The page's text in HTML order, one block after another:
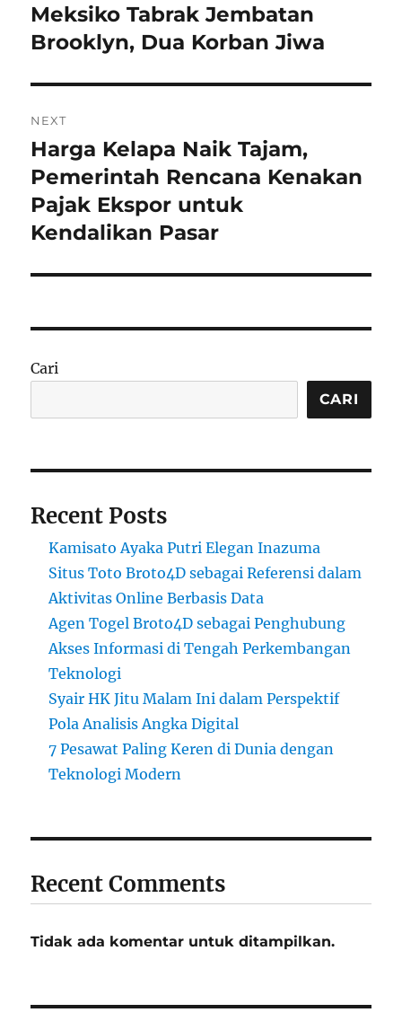
post:
Meksiko Tabrak Jembatan
Brooklyn, Dua Korban Jiwa
NEXT
Next
post:
Harga Kelapa Naik Tajam,
Pemerintah Rencana Kenakan
Pajak Ekspor untuk
Kendalikan Pasar
Cari
CARI
Recent Posts
Kamisato Ayaka Putri Elegan Inazuma
Situs Toto Broto4D sebagai Referensi dalam
Aktivitas Online Berbasis Data
Agen Togel Broto4D sebagai Penghubung
Akses Informasi di Tengah Perkembangan
Teknologi
Syair HK Jitu Malam Ini dalam Perspektif
Pola Analisis Angka Digital
7 Pesawat Paling Keren di Dunia dengan
Teknologi Modern
Recent Comments
Tidak ada komentar untuk ditampilkan.